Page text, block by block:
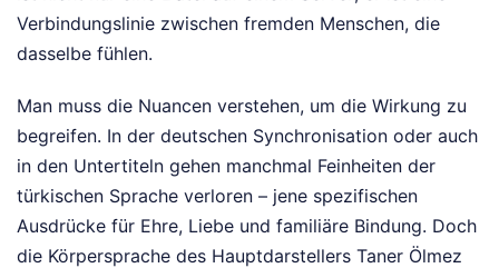
Verbindungslinie zwischen fremden Menschen, die
dasselbe fühlen.
Man muss die Nuancen verstehen, um die Wirkung zu
begreifen. In der deutschen Synchronisation oder auch
in den Untertiteln gehen manchmal Feinheiten der
türkischen Sprache verloren – jene spezifischen
Ausdrücke für Ehre, Liebe und familiäre Bindung. Doch
die Körpersprache des Hauptdarstellers Taner Ölmez